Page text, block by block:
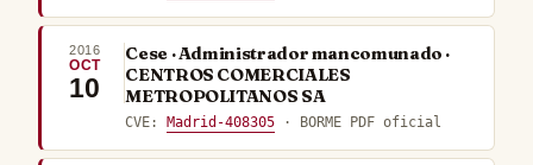
2016
OCT
10
Cese · Administrador mancomunado ·
CENTROS COMERCIALES
METROPOLITANOS SA
CVE: Madrid-408305 · BORME PDF oficial